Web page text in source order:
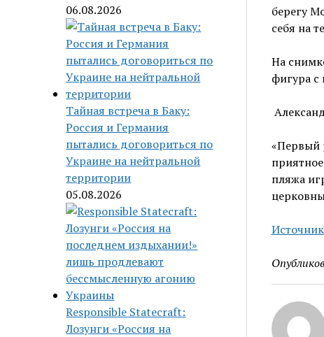
06.08.2026
Тайная встреча в Баку:
Россия и Германия
пытались договориться по
Украине на нейтральной
территории
05.08.2026
Responsible Statecraft:
Лозунги «Россия на
берегу
себя на
На
фигура
«Первый
пляжа
Источник